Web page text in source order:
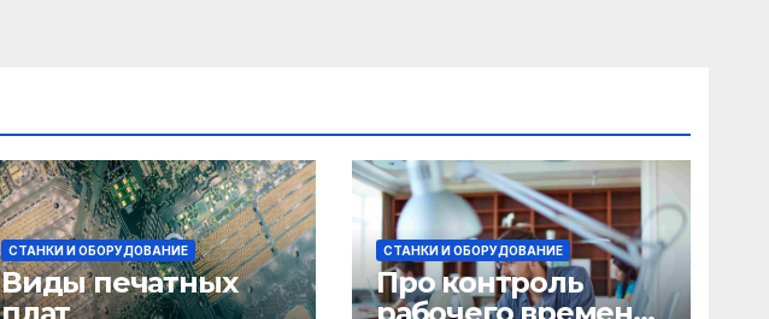
СТАНКИ И ОБОРУДОВАНИЕ
Виды печатных
СТАНКИ И ОБОРУДОВАНИЕ
Про контроль